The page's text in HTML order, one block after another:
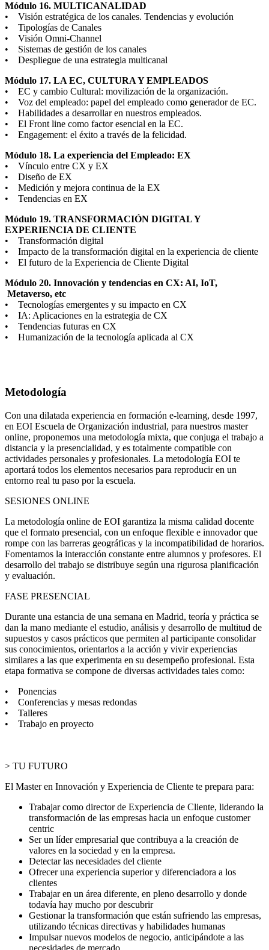
Módulo 16. MULTICANALIDAD
• Visión estratégica de los canales. Tendencias y evolución
• Tipologías de Canales
• Visión Omni-Channel
• Sistemas de gestión de los canales
• Despliegue de una estrategia multicanal
Módulo 17. LA EC, CULTURA Y EMPLEADOS
• EC y cambio Cultural: movilización de la organización.
• Voz del empleado: papel del empleado como generador de EC.
• Habilidades a desarrollar en nuestros empleados.
• El Front line como factor esencial en la EC.
• Engagement: el éxito a través de la felicidad.
Módulo 18. La experiencia del Empleado: EX
• Vínculo entre CX y EX
• Diseño de EX
• Medición y mejora continua de la EX
• Tendencias en EX
Módulo 19. TRANSFORMACIÓN DIGITAL Y
EXPERIENCIA DE CLIENTE
• Transformación digital
• Impacto de la transformación digital en la experiencia de cliente
• El futuro de la Experiencia de Cliente Digital
Módulo 20. Innovación y tendencias en CX: AI, IoT,
Metaverso, etc
• Tecnologías emergentes y su impacto en CX
• IA: Aplicaciones en la estrategia de CX
• Tendencias futuras en CX
• Humanización de la tecnología aplicada al CX
Metodología
Con una dilatada experiencia en formación e-learning, desde 1997,
en EOI Escuela de Organización industrial, para nuestros master
online, proponemos una metodología mixta, que conjuga el trabajo a
distancia y la presencialidad, y es totalmente compatible con
actividades personales y profesionales. La metodología EOI te
aportará todos los elementos necesarios para reproducir en un
entorno real tu paso por la escuela.
SESIONES ONLINE
La metodología online de EOI garantiza la misma calidad docente
que el formato presencial, con un enfoque flexible e innovador que
rompe con las barreras geográficas y la incompatibilidad de horarios.
Fomentamos la interacción constante entre alumnos y profesores. El
desarrollo del trabajo se distribuye según una rigurosa planificación
y evaluación.
FASE PRESENCIAL
Durante una estancia de una semana en Madrid, teoría y práctica se
dan la mano mediante el estudio, análisis y desarrollo de multitud de
supuestos y casos prácticos que permiten al participante consolidar
sus conocimientos, orientarlos a la acción y vivir experiencias
similares a las que experimenta en su desempeño profesional. Esta
etapa formativa se compone de diversas actividades tales como:
• Ponencias
• Conferencias y mesas redondas
• Talleres
• Trabajo en proyecto
> TU FUTURO
El Master en Innovación y Experiencia de Cliente te prepara para:
Trabajar como director de Experiencia de Cliente, liderando la
transformación de las empresas hacia un enfoque customer
centric
Ser un líder empresarial que contribuya a la creación de
valores en la sociedad y en la empresa.
Detectar las necesidades del cliente
Ofrecer una experiencia superior y diferenciadora a los
clientes
Trabajar en un área diferente, en pleno desarrollo y donde
todavía hay mucho por descubrir
Gestionar la transformación que están sufriendo las empresas,
utilizando técnicas directivas y habilidades humanas
Impulsar nuevos modelos de negocio, anticipándote a las
necesidades de mercado.